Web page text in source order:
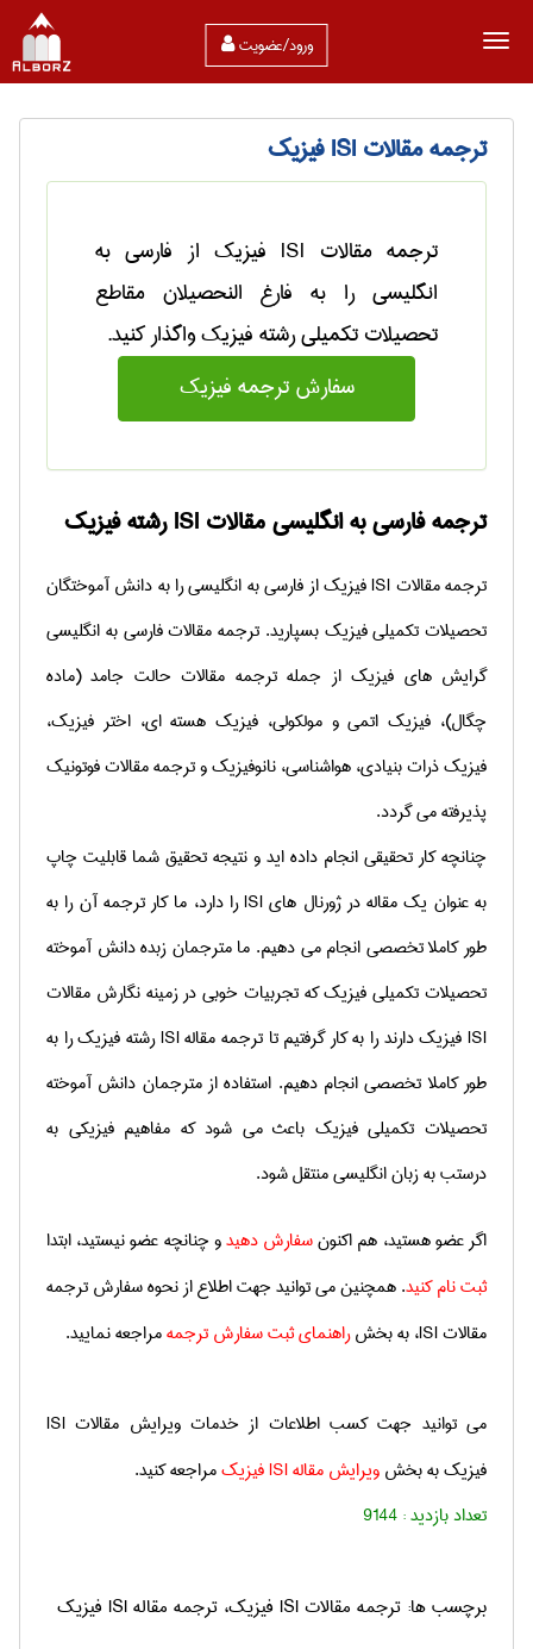
ورود/عضویت
ترجمه مقالات ISI فیزیک
ترجمه مقالات ISI فیزیک از فارسی به
انگلیسی را به فارغ النحصیلان مقاطع
تحصيلات تكميلی رشته فیزیک واگذار کنید.
سفارش ترجمه فیزیک
ترجمه فارسی به انگلیسی مقالات ISI رشته فیزیک
ترجمه مقالاتISIفیزیك از فارسی به انگلیسی را به دانش آموختگان
تحصیلات تكمیلی فیزیك بسپارید. ترجمه مقالات فارسی به انگلیسی
گرایش های فیزیك از جمله ترجمه مقالاتحالت جامد (ماده
چگال)، فیزیك اتمی و مولكولی، فیزیك هسته ای، اختر فیزیك،
فیزیك ذرات بنیادی، هواشناسی، نانوفیزیك و ترجمه مقالاتفوتونیك
پذیرفته می گردد.
چنانچه كار تحقیقی انجام داده اید و نتیجه تحقیق شما قابلیت چاپ
به عنوان یك مقاله در ژورنال هایISI را دارد، ما كار ترجمه آن را به
طور كاملا تخصصی انجام می دهیم. ما مترجمان زبده دانش آموخته
تحصیلات تكمیلی فیزیك كه تجربیات خوبی در زمینه نگارش مقالات
ISIفیزیك دارند را به كار گرفتیم تا ترجمه مقالهISIرشته فیزیك را به
طور كاملا تخصصی انجام دهیم. استفاده از مترجمان دانش آموخته
تحصیلات تكمیلی فیزیك باعث می شود که مفاهیم فیزیكی به
درستب به زبان انگلیسی منتقل شود.
اگر عضو هستید، هم اكنونسفارش دهیدو چنانچه عضو نیستید، ابتدا
ثبت نام كنید.همچنین می توانید جهت اطلاع از نحوه سفارش ترجمه
مقالاتISI، به بخشراهنمای ثبت سفارش ترجمهمراجعه نمایید.
می توانید جهت كسب اطلاعات از خدمات ویرایش مقالات ISI
فیزیك به بخشویرایش مقالهISIفیزیكمراجعه كنید.
تعداد بازدید :9144
برچسب ها: ترجمه مقالات ISI فیزیک، ترجمه مقاله ISI فيزيك